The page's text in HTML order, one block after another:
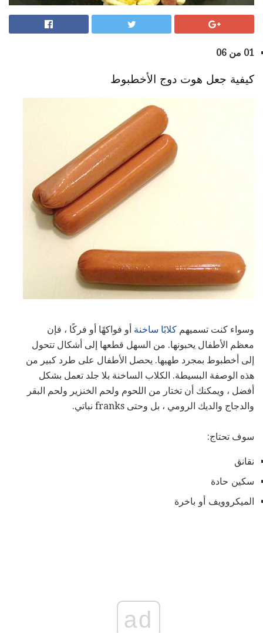
01 من 06
كيفية جعل هوت دوج الأخطبوط
وسواء كنت تسميهم كلابًا ساخنة أو فواكهًا أو فركًا ، فإن
معظم الأطفال يحبونها. من السهل قطعها إلى أشكال تتحول
إلى أخطبوط بمجرد طهيها. يحصل الأطفال على طرد كبير من
هذه الوصفة البسيطة. الكلاب الساخنة بلا جلد تعمل بشكل
أفضل ، ويمكنك أن تختار من اللحوم ولحم الخنزير ولحم البقر
والدجاج والديك الرومي ، بل وحتى franks نباتي.
سوف تحتاج:
نقانق
سكين حادة
الميكروويف أو باخرة
ad